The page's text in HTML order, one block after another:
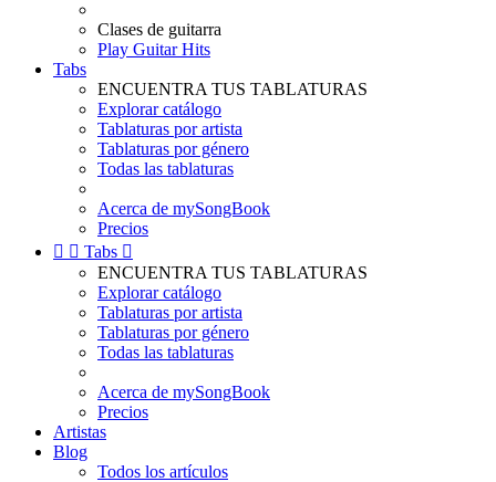
Clases de guitarra
Play Guitar Hits
Tabs
ENCUENTRA TUS TABLATURAS
Explorar catálogo
Tablaturas por artista
Tablaturas por género
Todas las tablaturas
Acerca de mySongBook
Precios
  Tabs 
ENCUENTRA TUS TABLATURAS
Explorar catálogo
Tablaturas por artista
Tablaturas por género
Todas las tablaturas
Acerca de mySongBook
Precios
Artistas
Blog
Todos los artículos